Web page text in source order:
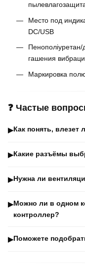
Место под
DC/USB
гашения
Маркировка
❓ Частые
▶Как понять, влезет
▶Какие разъёмы
▶Нужна ли
▶Можно ли в одном
контроллер?
▶Поможете